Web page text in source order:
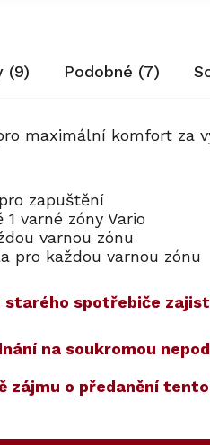
(9) Podobné (7)
maximální komfort za
zapuštění
varné zóny Vario
varnou zónu
pro každou varnou zónu
spotřebiče
na soukromou
zájmu o předanění